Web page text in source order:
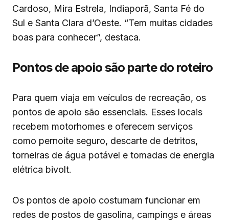
Cardoso, Mira Estrela, Indiaporã, Santa Fé do
Sul e Santa Clara d’Oeste. “Tem muitas cidades
boas para conhecer”, destaca.
Pontos de apoio são parte do roteiro
Para quem viaja em veículos de recreação, os
pontos de apoio são essenciais. Esses locais
recebem motorhomes e oferecem serviços
como pernoite seguro, descarte de detritos,
torneiras de água potável e tomadas de energia
elétrica bivolt.
Os pontos de apoio costumam funcionar em
redes de postos de gasolina, campings e áreas